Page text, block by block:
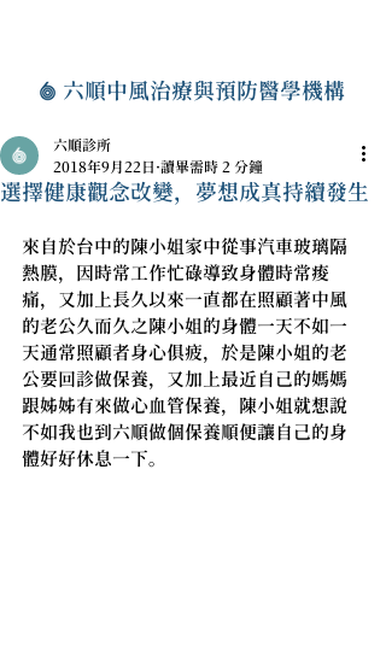
六順中風治療與預防醫學機構
選擇健康觀念改變，夢想成真持續發生
六順診所
2018年9月22日 讀畢需時 2 分鐘
來自於台中的陳小姐家中從事汽車玻璃隔
熱膜，因時常工作忙碌導致身體時常痠
痛，又加上長久以來一直都在照顧著中風
的老公久而久之陳小姐的身體一天不如一
天通常照顧者身心俱疲，於是陳小姐的老
公要回診做保養，又加上最近自己的媽媽
跟姊姊有來做心血管保養，陳小姐就想說
不如我也到六順做個保養順便讓自己的身
體好好休息一下。